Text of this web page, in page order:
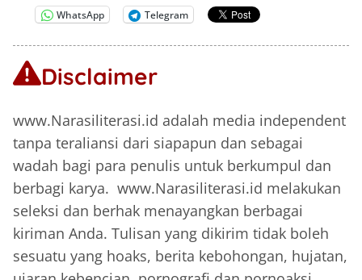
WhatsApp Telegram
Disclaimer
www.Narasiliterasi.id adalah media independent
tanpa teraliansi dari siapapun dan sebagai
wadah bagi para penulis untuk berkumpul dan
berbagi karya. www.Narasiliterasi.id melakukan
seleksi dan berhak menayangkan berbagai
kiriman Anda. Tulisan yang dikirim tidak boleh
sesuatu yang hoaks, berita kebohongan, hujatan,